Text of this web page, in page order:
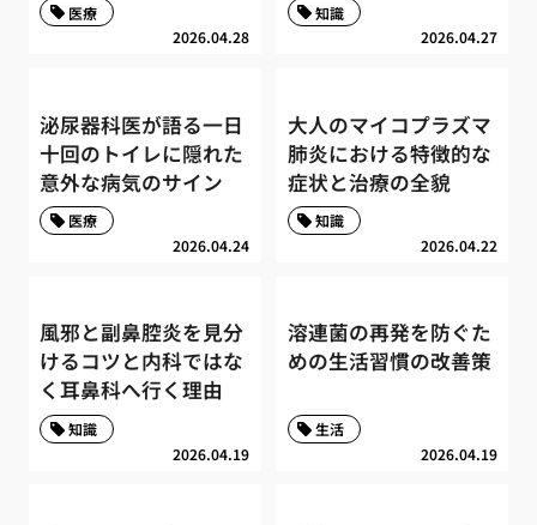
2026.04.28
医療
2026.04.27
知識
泌尿器科医が語る一日
十回のトイレに隠れた
意外な病気のサイン
2026.04.24
医療
大人のマイコプラズマ
肺炎における特徴的な
症状と治療の全貌
2026.04.22
知識
風邪と副鼻腔炎を見分
けるコツと内科ではな
く耳鼻科へ行く理由
2026.04.19
知識
溶連菌の再発を防ぐた
めの生活習慣の改善策
2026.04.19
生活